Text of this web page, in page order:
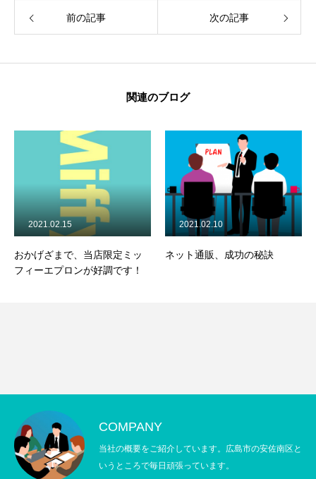
前の記事 次の記事
関連のブログ
おかげざまで、当店限定ミッ
フィーエプロンが好調です！
2021.02.15
ネット通販、成功の秘訣
2021.02.10
COMPANY
当社の概要をご紹介しています。広島市の安佐南区と
いうところで毎日頑張っています。